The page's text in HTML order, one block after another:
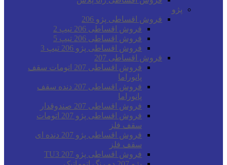
پژو
فروش اقساطی پژو 206
فروش اقساطی 206 تیپ 2
فروش اقساطی 206 تیپ 5
فروش اقساطی پژو 206 تیپ 3
فروش اقساطی 207
فروش اقساطی 207 اتومات سقف
پانوراما
فروش اقساطی 207 دنده سقف
پانوراما
فروش اقساطی 207 صندوقدار
فروش اقساطی پژو 207 اتومات
سقف فلز
فروش اقساطی پژو 207 دنده ای
سقف فلز
فروش اقساطی پژو 207 TU3